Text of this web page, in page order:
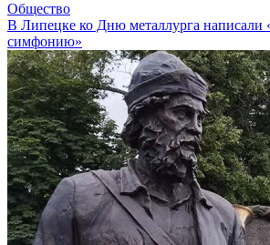
Общество
В Липецке ко Дню металлурга написали
симфонию»